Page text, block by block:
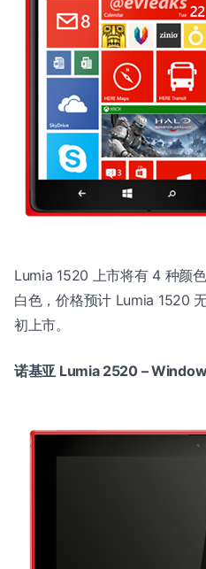
Lumia 1520 上市将有 4 种颜
白色，价格预计 Lumia 1520
初上市。
诺基亚 Lumia 2520 –